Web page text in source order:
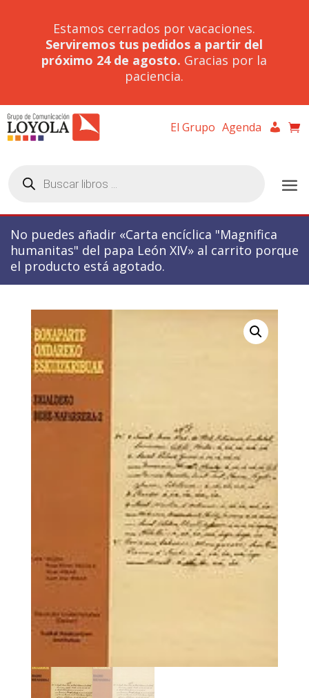
Estamos cerrados por vacaciones.
Serviremos tus pedidos a partir del
próximo 24 de agosto. Gracias por la
paciencia.
El Grupo Agenda
productos
No puedes añadir «Carta encíclica "Magnifica
humanitas" del papa León XIV» al carrito porque
el producto está agotado.